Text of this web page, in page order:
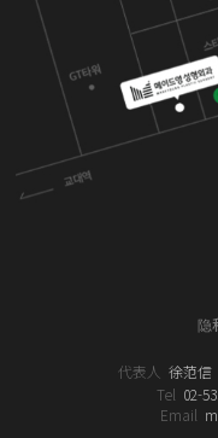
隐
代表人 徐范信
Tel 02-
Email